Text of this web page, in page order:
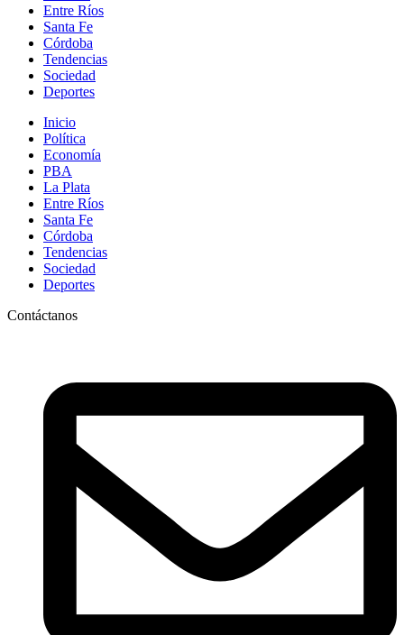
Entre Ríos
Santa Fe
Córdoba
Tendencias
Sociedad
Deportes
Inicio
Política
Economía
PBA
La Plata
Entre Ríos
Santa Fe
Córdoba
Tendencias
Sociedad
Deportes
Contáctanos